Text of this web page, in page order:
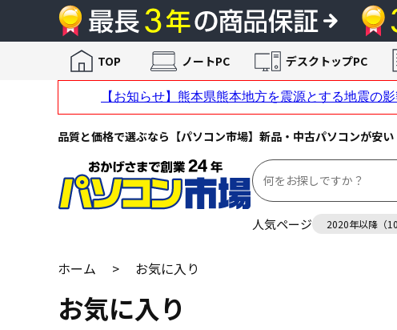
品質と価格で選ぶなら【パソコン市場】新品・中古パソコンが安い
人気ページ 2020年以降（
TOP ノートPC デスクトップPC
ホーム > お気に入り
お気に入り